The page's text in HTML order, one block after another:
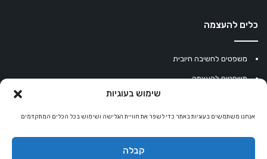
שימוש בעוגיות
אנחנו משתמשים בעוגיות באתר כדי לשפר את חוויית הגלישה ושימוש בכל הכלים המתקדמים
קבלה
כלים להעצמה
משפטים לחשיבה חיובית
משפטים להעצמה
מחשבון נומרולוגיה
קריסטלים למזלות